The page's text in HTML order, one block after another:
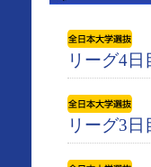
リーグ4日
リーグ3日